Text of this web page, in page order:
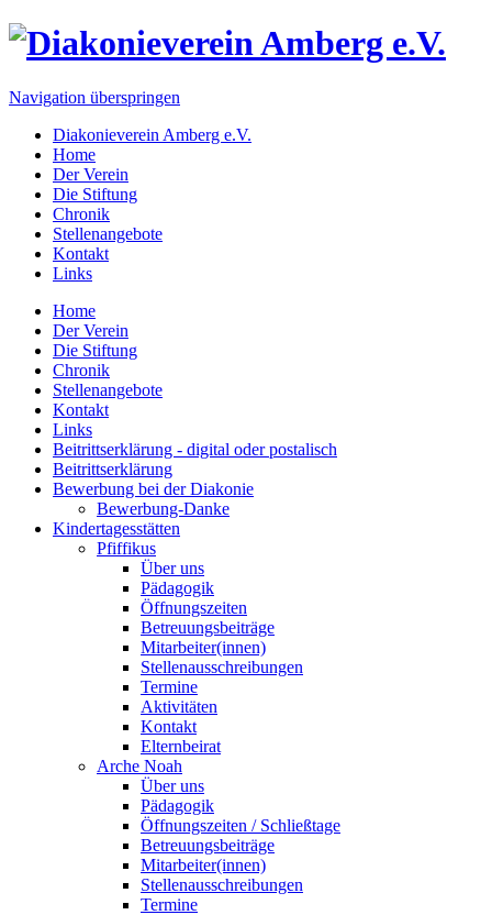
Navigation überspringen
Diakonieverein Amberg e.V.
Home
Der Verein
Die Stiftung
Chronik
Stellenangebote
Kontakt
Links
Home
Der Verein
Die Stiftung
Chronik
Stellenangebote
Kontakt
Links
Beitrittserklärung - digital oder postalisch
Beitrittserklärung
Bewerbung bei der Diakonie
Bewerbung-Danke
Kindertagesstätten
Pfiffikus
Über uns
Pädagogik
Öffnungszeiten
Betreuungsbeiträge
Mitarbeiter(innen)
Stellenausschreibungen
Termine
Aktivitäten
Kontakt
Elternbeirat
Arche Noah
Über uns
Pädagogik
Öffnungszeiten / Schließtage
Betreuungsbeiträge
Mitarbeiter(innen)
Stellenausschreibungen
Termine